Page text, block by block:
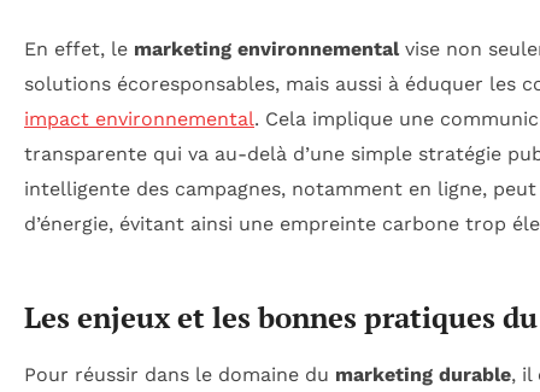
En effet, le marketing environnementalvise non
solutions écoresponsables, mais aussi à éduquer les
impact environnemental. Cela implique une
transparente qui va au-delà d’une simple stratégie
intelligente des campagnes, notamment en ligne,
d’énergie, évitant ainsi une empreinte carbone trop
Les enjeux et les bonnes pratiques
Pour réussir dans le domaine du marketing durable, il